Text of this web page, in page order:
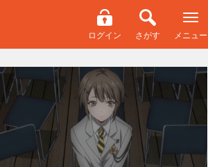
ログイン さがす メニュー